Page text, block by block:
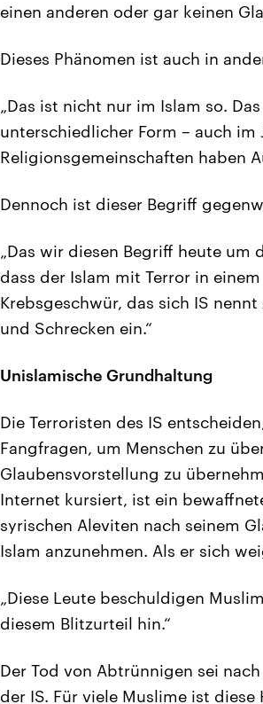
einen anderen oder gar keinen
Dieses Phänomen ist auch in
„Das ist nicht nur im Islam so.
unterschiedlicher Form – auch
Religionsgemeinschaften haben
Dennoch ist dieser Begriff
„Das wir diesen Begriff heute
dass der Islam mit Terror in
Krebsgeschwür, das sich IS
und Schrecken ein.“
Unislamische Grundhaltung
Die Terroristen des IS
Fangfragen, um Menschen zu
Glaubensvorstellung zu
Internet kursiert, ist ein
syrischen Aleviten nach seinem
Islam anzunehmen. Als er sich
„Diese Leute beschuldigen
diesem Blitzurteil hin.“
Der Tod von Abtrünnigen sei
der IS. Für viele Muslime ist